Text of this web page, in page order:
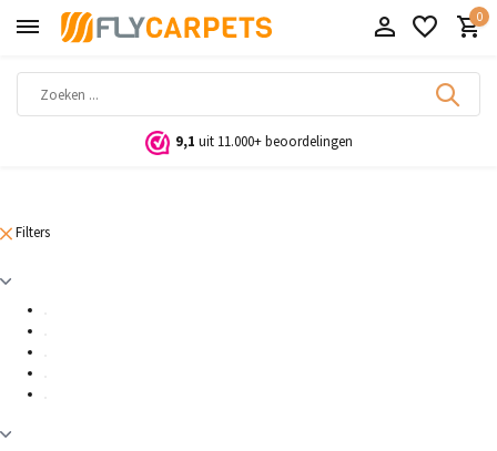
0
9,1 uit 11.000+ beoordelingen
Filters